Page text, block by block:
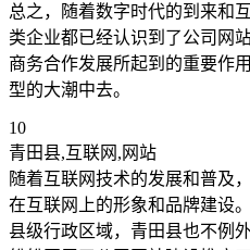
总之，随着数字时代的到来和
类企业都已经认识到了公司网
商务合作发展所起到的重要作
型的大潮中去。
10
青田县,互联网,网站
随着互联网技术的发展和普及
在互联网上的形象和品牌建设
县级行政区域，青田县也不例